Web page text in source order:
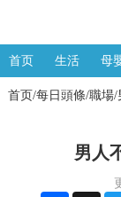
首页 生活 母
首页/每日頭條/職場/
男人